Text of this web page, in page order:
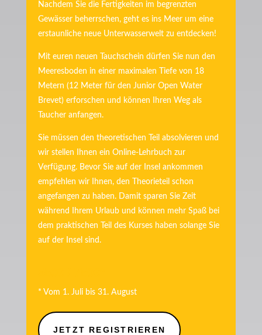
Nachdem Sie die Fertigkeiten im begrenzten
Gewässer beherrschen, geht es ins Meer um eine
erstaunliche neue Unterwasserwelt zu entdecken!
Mit euren neuen Tauchschein dürfen Sie nun den
Meeresboden in einer maximalen Tiefe von 18
Metern (12 Meter für den Junior Open Water
Brevet) erforschen und können Ihren Weg als
Taucher anfangen.
Sie müssen den theoretischen Teil absolvieren und
wir stellen Ihnen ein Online-Lehrbuch zur
Verfügung. Bevor Sie auf der Insel ankommen
empfehlen wir Ihnen, den Theorieteil schon
angefangen zu haben. Damit sparen Sie Zeit
während Ihrem Urlaub und können mehr Spaß bei
dem praktischen Teil des Kurses haben solange Sie
auf der Insel sind.
* Vom 1. Juli bis 31. August
JETZT REGISTRIEREN